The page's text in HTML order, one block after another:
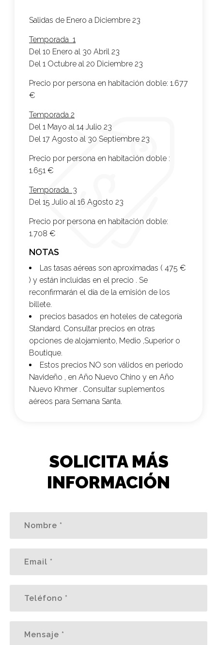
Salidas de Enero a Diciembre 23
Temporada 1
Del 10 Enero al 30 Abril 23
Del 1 Octubre al 20 Diciembre 23
Precio por persona en habitación doble: 1.677
€
Temporada 2
Del 1 Mayo al 14 Julio 23
Del 17 Agosto al 30 Septiembre 23
Precio por persona en habitación doble :
1.651 €
Temporada 3
Del 15 Julio al 16 Agosto 23
Precio por persona en habitación doble:
1.708 €
NOTAS
Las tasas aéreas son aproximadas ( 475 €
) y están incluidas en el precio . Se
reconfirmarán el día de la emisión de los
billete.
precios basados en hoteles de categoría
Standard. Consultar precios en otras
opciones de alojamiento, Medio ,Superior o
Boutique.
Estos precios NO son válidos en periodo
Navideño , en Año Nuevo Chino y en Año
Nuevo Khmer . Consultar suplementos
aéreos para Semana Santa.
SOLICITA MÁS
INFORMACIÓN